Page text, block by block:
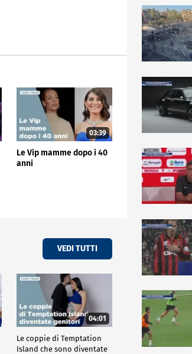
03:39
Le Vip mamme dopo i 40
anni
VEDI TUTTI
04:01
Le coppie di Temptation
Island che sono diventate